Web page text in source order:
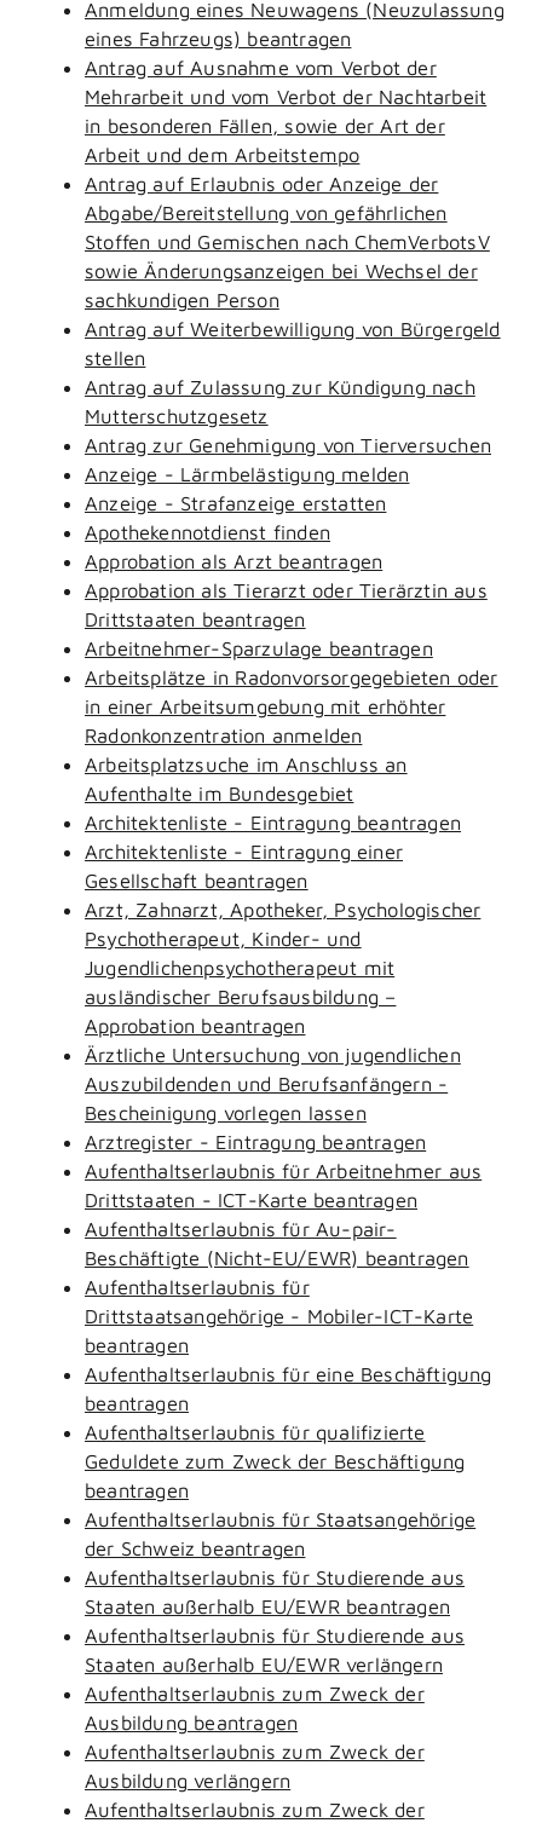
Anmeldung eines Neuwagens (Neuzulassung
eines Fahrzeugs) beantragen
Antrag auf Ausnahme vom Verbot der
Mehrarbeit und vom Verbot der Nachtarbeit
in besonderen Fällen, sowie der Art der
Arbeit und dem Arbeitstempo
Antrag auf Erlaubnis oder Anzeige der
Abgabe/Bereitstellung von gefährlichen
Stoffen und Gemischen nach ChemVerbotsV
sowie Änderungsanzeigen bei Wechsel der
sachkundigen Person
Antrag auf Weiterbewilligung von Bürgergeld
stellen
Antrag auf Zulassung zur Kündigung nach
Mutterschutzgesetz
Antrag zur Genehmigung von Tierversuchen
Anzeige - Lärmbelästigung melden
Anzeige - Strafanzeige erstatten
Apothekennotdienst finden
Approbation als Arzt beantragen
Approbation als Tierarzt oder Tierärztin aus
Drittstaaten beantragen
Arbeitnehmer-Sparzulage beantragen
Arbeitsplätze in Radonvorsorgegebieten oder
in einer Arbeitsumgebung mit erhöhter
Radonkonzentration anmelden
Arbeitsplatzsuche im Anschluss an
Aufenthalte im Bundesgebiet
Architektenliste - Eintragung beantragen
Architektenliste - Eintragung einer
Gesellschaft beantragen
Arzt, Zahnarzt, Apotheker, Psychologischer
Psychotherapeut, Kinder- und
Jugendlichenpsychotherapeut mit
ausländischer Berufsausbildung –
Approbation beantragen
Ärztliche Untersuchung von jugendlichen
Auszubildenden und Berufsanfängern -
Bescheinigung vorlegen lassen
Arztregister - Eintragung beantragen
Aufenthaltserlaubnis für Arbeitnehmer aus
Drittstaaten - ICT-Karte beantragen
Aufenthaltserlaubnis für Au-pair-
Beschäftigte (Nicht-EU/EWR) beantragen
Aufenthaltserlaubnis für
Drittstaatsangehörige - Mobiler-ICT-Karte
beantragen
Aufenthaltserlaubnis für eine Beschäftigung
beantragen
Aufenthaltserlaubnis für qualifizierte
Geduldete zum Zweck der Beschäftigung
beantragen
Aufenthaltserlaubnis für Staatsangehörige
der Schweiz beantragen
Aufenthaltserlaubnis für Studierende aus
Staaten außerhalb EU/EWR beantragen
Aufenthaltserlaubnis für Studierende aus
Staaten außerhalb EU/EWR verlängern
Aufenthaltserlaubnis zum Zweck der
Ausbildung beantragen
Aufenthaltserlaubnis zum Zweck der
Ausbildung verlängern
Aufenthaltserlaubnis zum Zweck der